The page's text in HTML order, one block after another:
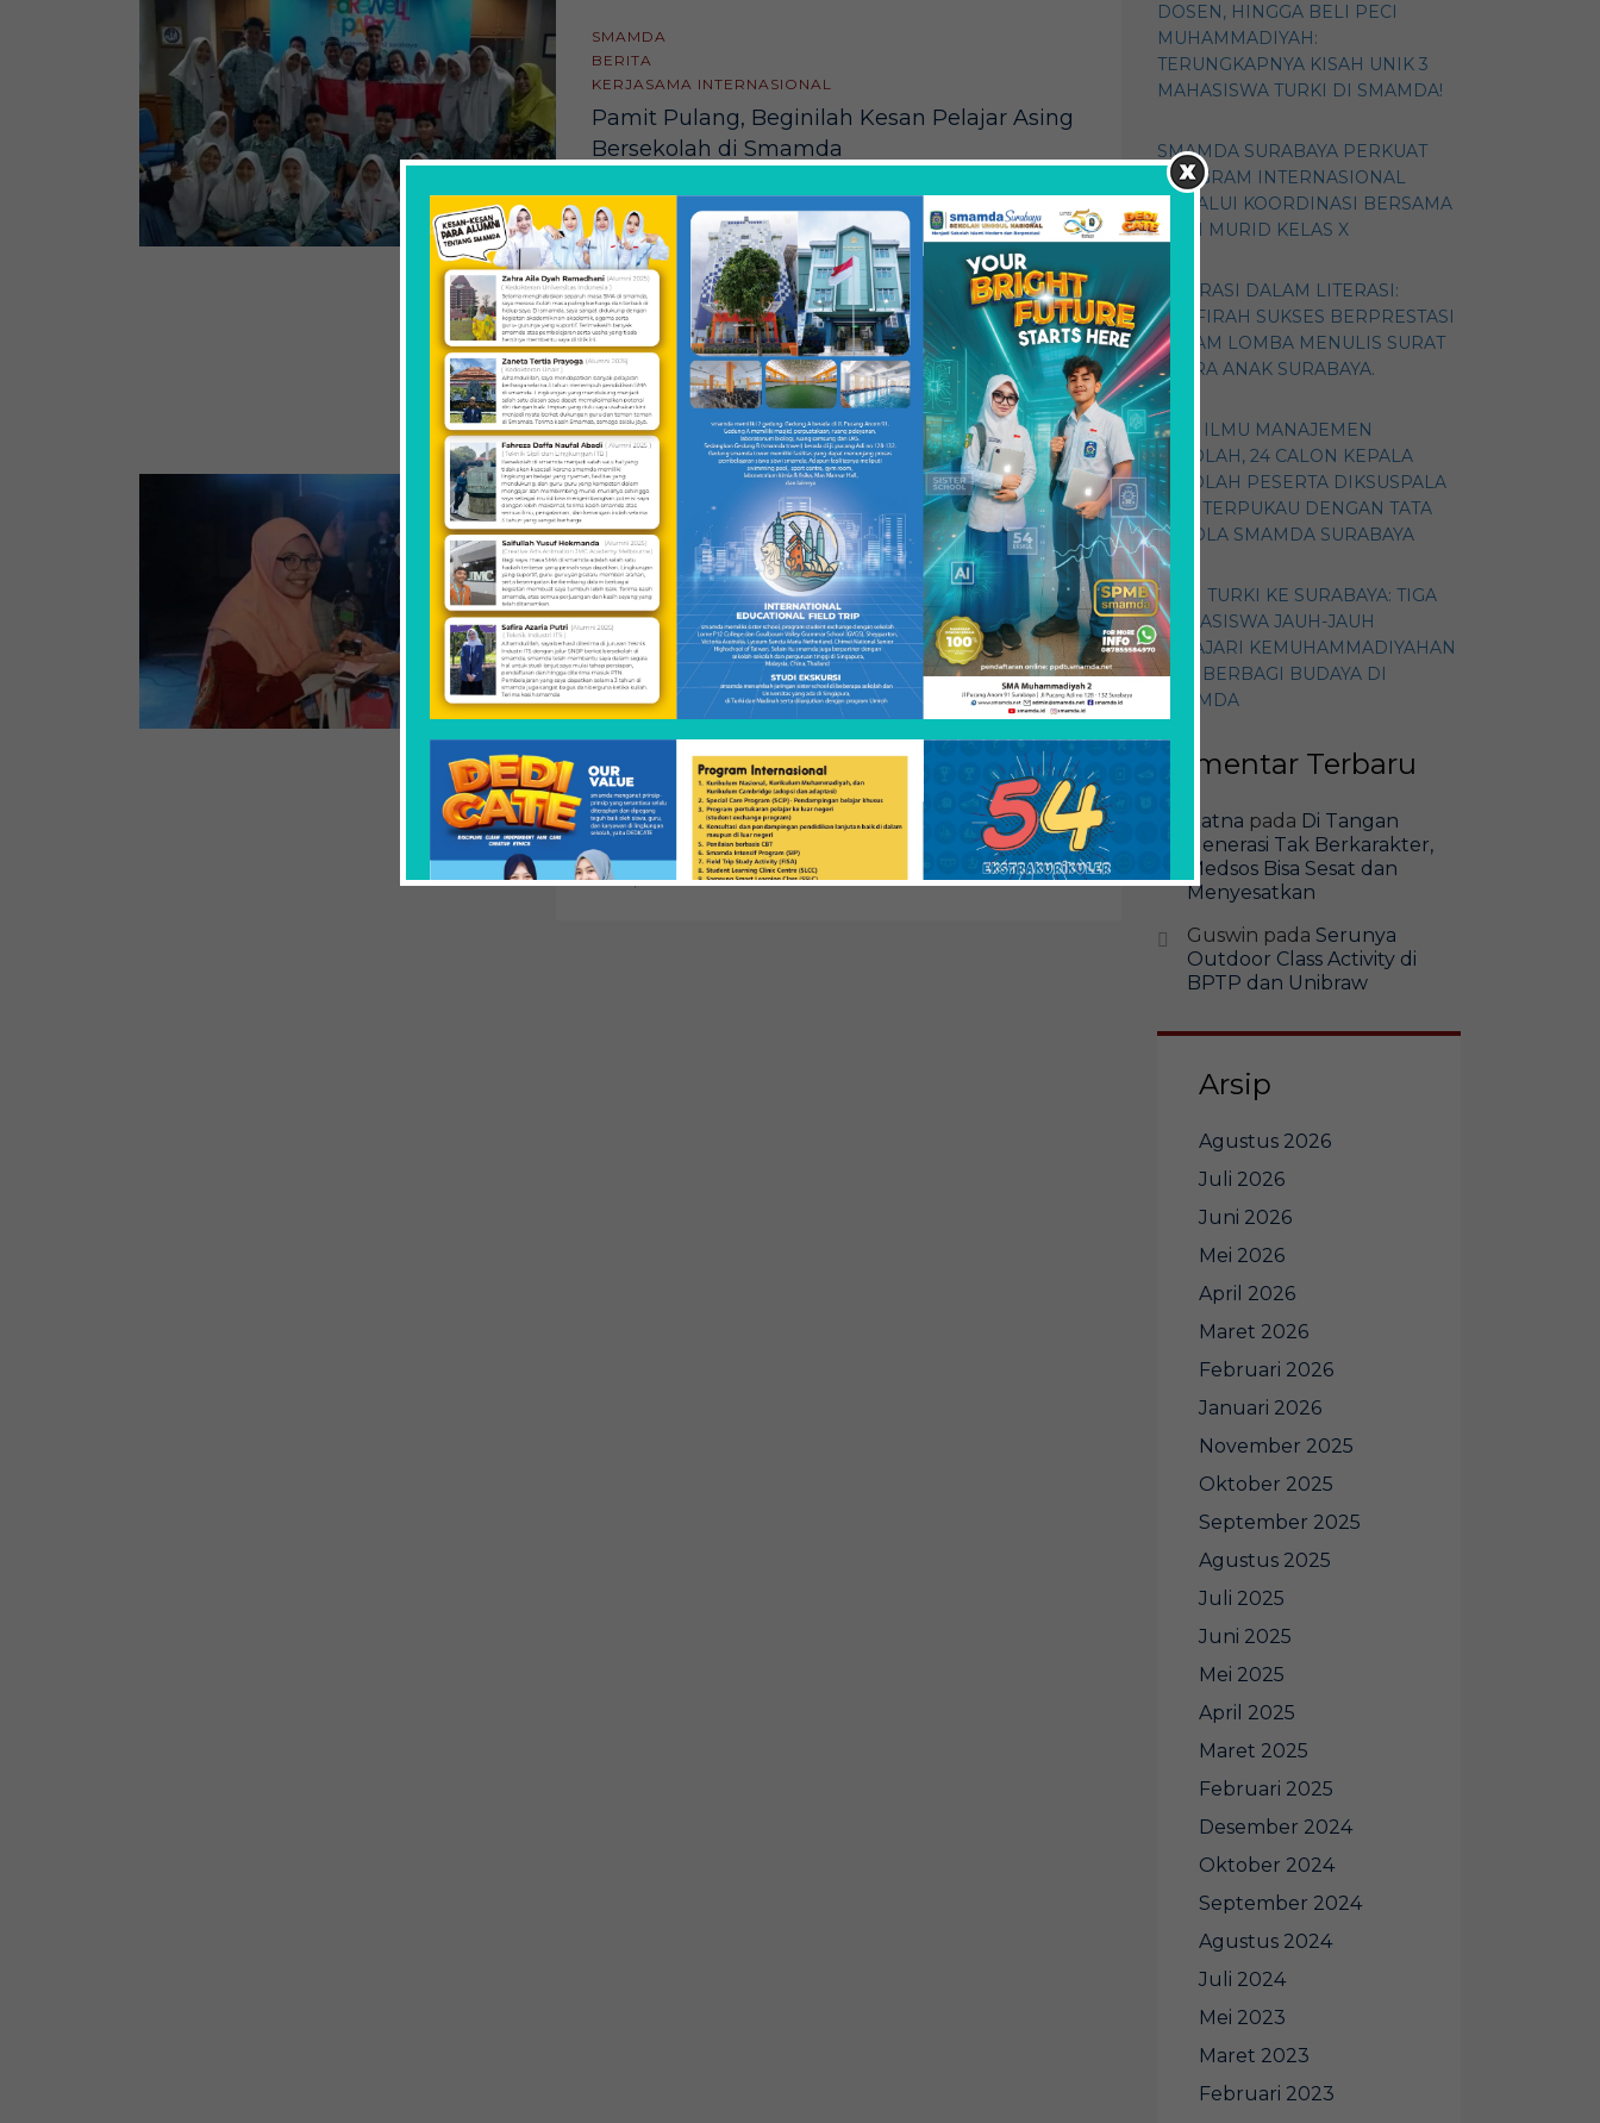
SMAMDA
BERITA
KERJASAMA INTERNASIONAL
Pamit Pulang, Beginilah Kesan Pelajar Asing
Bersekolah di Smamda
(Smamda) ramai dipenuhi puluhan siswa kelas 11 MIPA 1
dan MIPA 4 serta beberapa guru dan pimpinan sekolah,
Jumat (3/5/ 2019) siang. Hari itu Smamda sedang
menggelar acara Farewell Party untuk kedua siswa Rotary
Student Exchange (RYE) Tais Suchara Staloch dari Brazil
dan Theodor Schonning Frandsen dari Denmark. […]
Mei 7, 2019
SMAMDA
BERITA
Ikuti Ajang Broadcast Award, Borong Empat
Trofi
SMA Muhammadiyah 2 Surabaya (Smamda) patut
berbangga. Pasalnya empat siswa yang berlaga di ajang
Broadcaster Award 11 tingkat nasional meraih empat trofi
penghargaan di Yogyakarta. Mereka adalah Chansa Aqilla
Alhimnie (XI MIPA 1) yang turun dalam kategori News
Anchor, Radio Announcer berhasil menjadi juara 1 di dua
kategori tersebut. Siswa lainnya seperti Rr Audrey Adriana
[…]
Mei 6, 2019
DOSEN, HINGGA BELI PECI
MUHAMMADIYAH:
TERUNGKAPNYA KISAH UNIK 3
MAHASISWA TURKI DI SMAMDA!
SMAMDA SURABAYA PERKUAT
PROGRAM INTERNASIONAL
MELALUI KOORDINASI BERSAMA
WALI MURID KELAS X
ASPIRASI DALAM LITERASI:
ZHAFIRAH SUKSES BERPRESTASI
DALAM LOMBA MENULIS SURAT
SUARA ANAK SURABAYA.
GALI ILMU MANAJEMEN
SEKOLAH, 24 CALON KEPALA
SEKOLAH PESERTA DIKSUSPALA
2026 TERPUKAU DENGAN TATA
KELOLA SMAMDA SURABAYA
DARI TURKI KE SURABAYA: TIGA
MAHASISWA JAUH-JAUH
PELAJARI KEMUHAMMADIYAHAN
DAN BERBAGI BUDAYA DI
SMAMDA
Komentar Terbaru
Ratna pada Di Tangan
Generasi Tak Berkarakter,
Medsos Bisa Sesat dan
Menyesatkan
Guswin pada Serunya
Outdoor Class Activity di
BPTP dan Unibraw
Arsip
Agustus 2026
Juli 2026
Juni 2026
Mei 2026
April 2026
Maret 2026
Februari 2026
Januari 2026
November 2025
Oktober 2025
September 2025
Agustus 2025
Juli 2025
Juni 2025
Mei 2025
April 2025
Maret 2025
Februari 2025
Desember 2024
Oktober 2024
September 2024
Agustus 2024
Juli 2024
Mei 2023
Maret 2023
Februari 2023